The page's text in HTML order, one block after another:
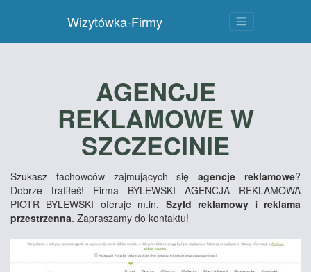
Wizytówka-Firmy
AGENCJE
REKLAMOWE W
SZCZECINIE
Szukasz fachowców zajmujących sięagencje reklamowe?
Dobrze trafiłeś! Firma BYLEWSKI AGENCJA REKLAMOWA
PIOTR BYLEWSKI oferuje m.in. Szyld reklamowy i reklama
przestrzenna. Zapraszamy do kontaktu!